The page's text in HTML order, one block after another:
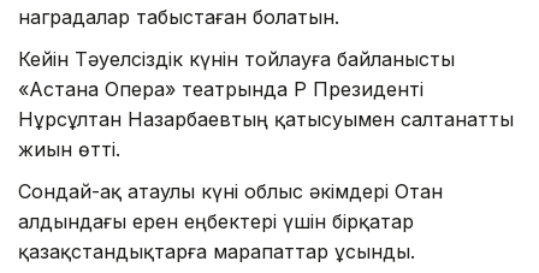
наградалар табыстаған болатын.
Кейін Тәуелсіздік күнін тойлауға байланысты
«Астана Опера» театрында ҚР Президенті
Нұрсұлтан Назарбаевтың қатысуымен салтанатты
жиын өтті.
Сондай-ақ атаулы күні облыс әкімдері Отан
алдындағы ерен еңбектері үшін бірқатар
қазақстандықтарға марапаттар ұсынды.